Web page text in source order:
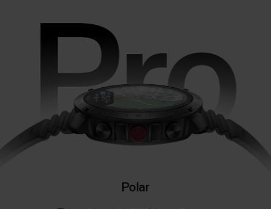
Polar